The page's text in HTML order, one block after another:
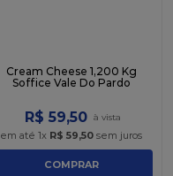
Cream Cheese 1,200 Kg
Soffice Vale Do Pardo
R$ 59,50
em até 1x R$ 59,50 sem juros
COMPRAR